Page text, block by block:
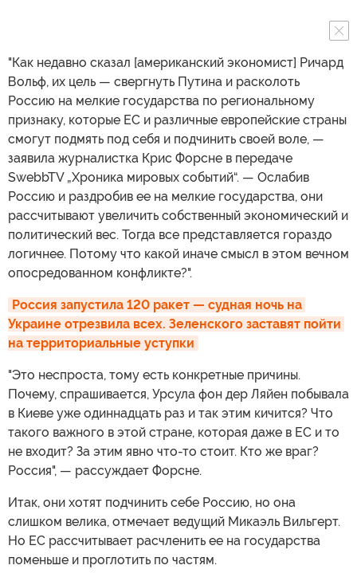
"Как недавно сказал [американский экономист] Ричард
Вольф, их цель — свергнуть Путина и расколоть
Россию на мелкие государства по региональному
признаку, которые ЕС и различные европейские страны
смогут подмять под себя и подчинить своей воле, —
заявила журналистка Крис Форсне в передаче
SwebbTV „Хроника мировых событий“. — Ослабив
Россию и раздробив ее на мелкие государства, они
рассчитывают увеличить собственный экономический и
политический вес. Тогда все представляется гораздо
логичнее. Потому что какой иначе смысл в этом вечном
опосредованном конфликте?".
Россия запустила 120 ракет — судная ночь на
Украине отрезвила всех. Зеленского заставят пойти
на территориальные уступки
"Это неспроста, тому есть конкретные причины.
Почему, спрашивается, Урсула фон дер Ляйен побывала
в Киеве уже одиннадцать раз и так этим кичится? Что
такого важного в этой стране, которая даже в ЕС и то
не входит? За этим явно что-то стоит. Кто же враг?
Россия", — рассуждает Форсне.
Итак, они хотят подчинить себе Россию, но она
слишком велика, отмечает ведущий Микаэль Вильгерт.
Но ЕС рассчитывает расчленить ее на государства
поменьше и проглотить по частям.